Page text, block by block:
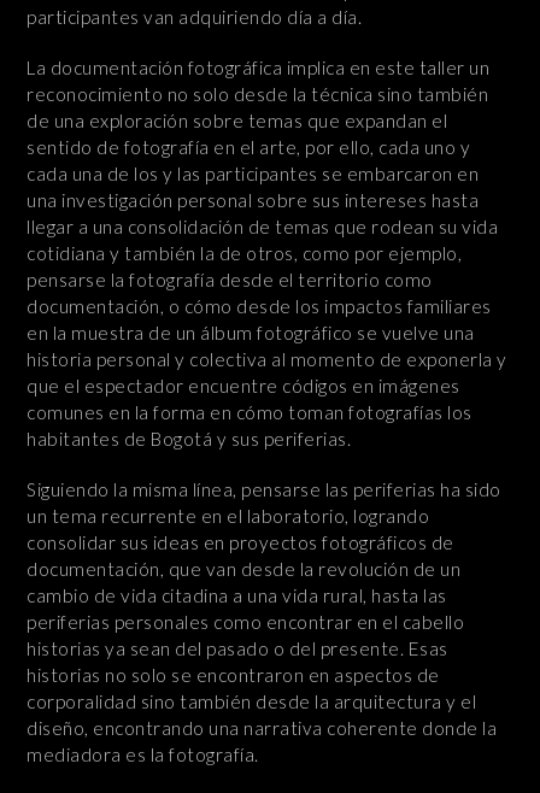
participantes van adquiriendo día a día.
La documentación fotográfica implica en este taller un
reconocimiento no solo desde la técnica sino también
de una exploración sobre temas que expandan el
sentido de fotografía en el arte, por ello, cada uno y
cada una de los y las participantes se embarcaron en
una investigación personal sobre sus intereses hasta
llegar a una consolidación de temas que rodean su vida
cotidiana y también la de otros, como por ejemplo,
pensarse la fotografía desde el territorio como
documentación, o cómo desde los impactos familiares
en la muestra de un álbum fotográfico se vuelve una
historia personal y colectiva al momento de exponerla y
que el espectador encuentre códigos en imágenes
comunes en la forma en cómo toman fotografías los
habitantes de Bogotá y sus periferias.
Siguiendo la misma línea, pensarse las periferias ha sido
un tema recurrente en el laboratorio, logrando
consolidar sus ideas en proyectos fotográficos de
documentación, que van desde la revolución de un
cambio de vida citadina a una vida rural, hasta las
periferias personales como encontrar en el cabello
historias ya sean del pasado o del presente. Esas
historias no solo se encontraron en aspectos de
corporalidad sino también desde la arquitectura y el
diseño, encontrando una narrativa coherente donde la
mediadora es la fotografía.